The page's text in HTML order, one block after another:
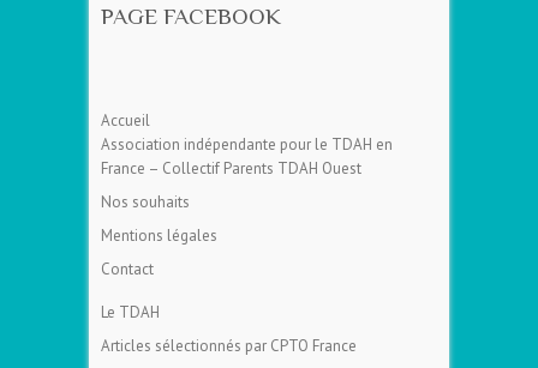
PAGE FACEBOOK
Accueil
Association indépendante pour le TDAH en
France – Collectif Parents TDAH Ouest
Nos souhaits
Mentions légales
Contact
Le TDAH
Articles sélectionnés par CPTO France